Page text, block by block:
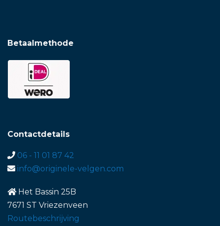
Betaalmethode
Contactdetails
06 - 11 01 87 42
info@originele-velgen.com
Het Bassin 25B
7671 ST Vriezenveen
Routebeschrijving